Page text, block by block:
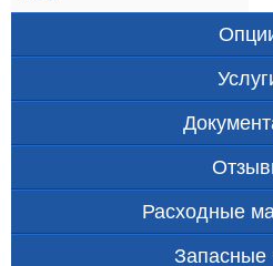
Расходные
Запасные